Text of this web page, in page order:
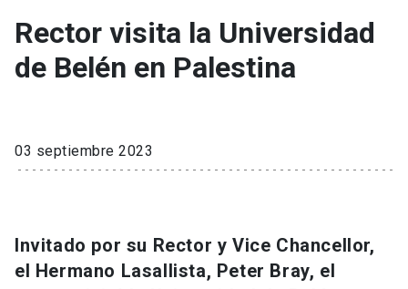
institutos
Investigación
Extensión
Universidad
Rector visita la Universidad
de Belén en Palestina
03 septiembre 2023
Invitado por su Rector y Vice Chancellor,
el Hermano Lasallista, Peter Bray, el